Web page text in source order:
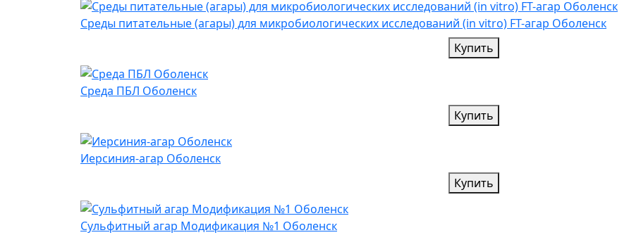
Среды питательные (агары) для микробиологических исследований (in vitro) FT-агар Оболенск
Купить
Среда ПБЛ Оболенск
Купить
Иерсиния-агар Оболенск
Купить
Сульфитный агар Модификация №1 Оболенск